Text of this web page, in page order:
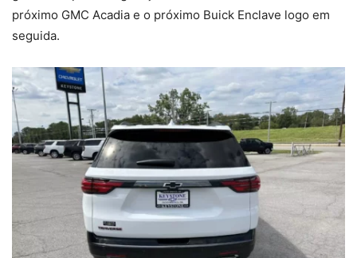
próximo GMC Acadia e o próximo Buick Enclave logo em
seguida.